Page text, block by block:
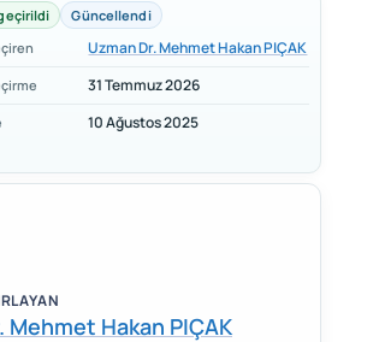
Güncellendi
Uzman Dr. Mehmet Hakan PIÇAK
31 Temmuz 2026
10 Ağustos 2025
Mehmet Hakan PIÇAK